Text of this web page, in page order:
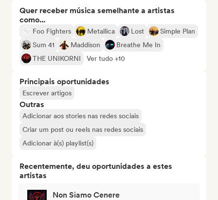
Quer receber música semelhante a artistas
como...
Foo Fighters Metallica Lost
Simple Plan
Sum 41
Maddison
Breathe Me In
THE UNIKORNI
Ver tudo +10
Principais oportunidades
Escrever artigos
Outras
Adicionar aos stories nas redes sociais
Criar um post ou reels nas redes sociais
Adicionar à(s) playlist(s)
Recentemente, deu oportunidades a estes
artistas
Non Siamo Cenere